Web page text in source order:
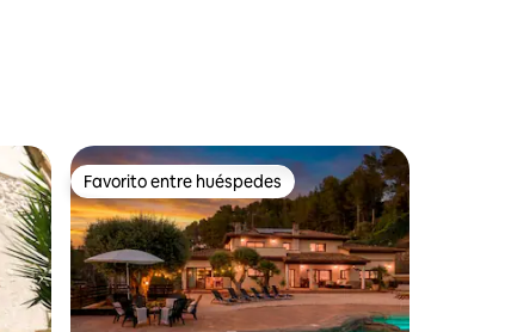
Favorito entre huéspedes
Favorito entre huéspedes